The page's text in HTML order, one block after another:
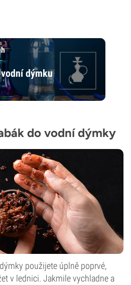
dýmku
do vodní dýmky
použijete úplně poprvé,
v lednici. Jakmile vychladne a